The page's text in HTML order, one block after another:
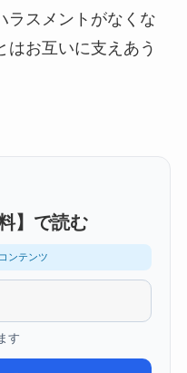
ラスメントがなくな
はお互いに支えあう
】で読む
ンテンツ
す